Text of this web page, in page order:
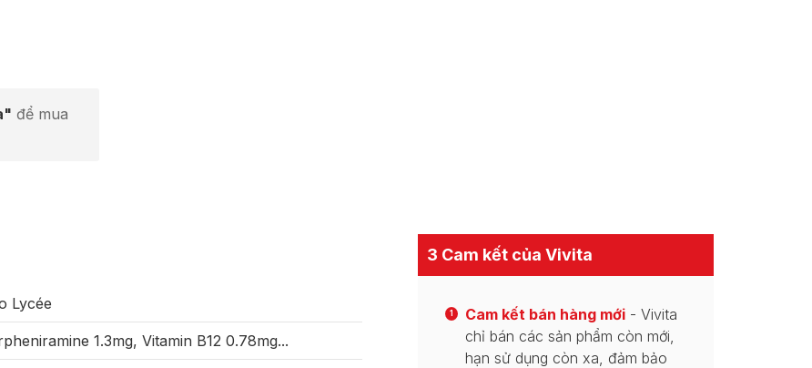
để mua
Lycée
1.3mg, Vitamin B12 0.78mg...
3 Cam kết của Vivita
1 Cam kết bán hàng mới - Vivita
chỉ bán các sản phẩm còn mới,
hạn sử dụng còn xa, đảm bảo